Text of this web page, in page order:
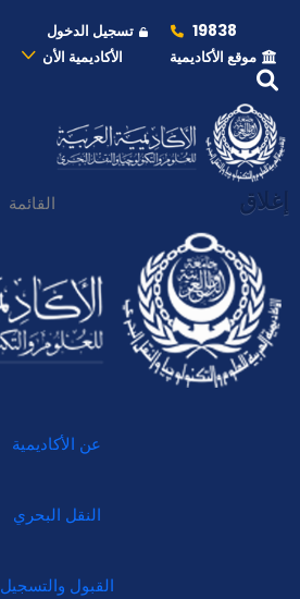
19838 تسجيل الدخول
موقع الأكاديمية
الأكاديمية الأن
إغلاق القائمة
عن الأكاديمية
النقل البحري
القبول والتسجيل